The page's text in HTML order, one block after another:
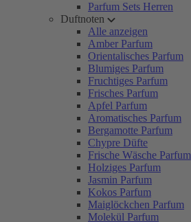
Parfum Sets Herren
Duftnoten
Alle anzeigen
Amber Parfum
Orientalisches Parfum
Blumiges Parfum
Fruchtiges Parfum
Frisches Parfum
Apfel Parfum
Aromatisches Parfum
Bergamotte Parfum
Chypre Düfte
Frische Wäsche Parfum
Holziges Parfum
Jasmin Parfum
Kokos Parfum
Maiglöckchen Parfum
Molekül Parfum